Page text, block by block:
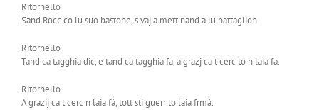
Ritornello
Sand Rocc co lu suo bastone, s vaj a mett nand a lu battaglion
Ritornello
Tand ca tagghia dic, e tand ca tagghia fa, a grazj ca t cerc to n laia fa.
Ritornello
A grazij ca t cerc n laia fà, tott sti guerr to laia frmà.